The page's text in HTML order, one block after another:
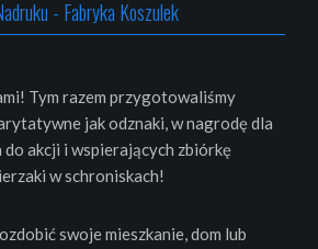
- Fabryka Koszulek
Tym razem przygotowaliśmy
jak odznaki, w nagrodę dla
do akcji i wspierających zbiórkę
w schroniskach!
swoje mieszkanie, dom lub